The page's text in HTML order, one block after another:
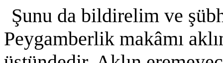
Şunu da bildirelim ve
Peygamberlik makâmı